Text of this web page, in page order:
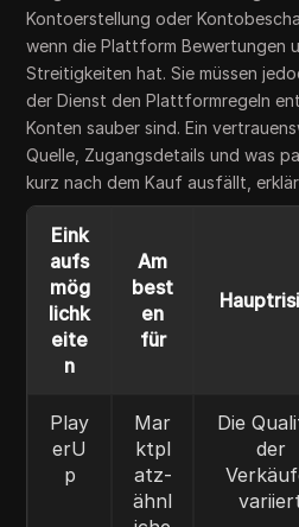
Kontoerstellung oder
wenn die Plattform Bewertungen
Streitigkeiten hat. Sie müssen
der Dienst den Plattformregeln
Konten sauber sind. Ein
Quelle, Zugangsdetails und was
kurz nach dem Kauf ausfällt,
Eink
aufs
mög
lichk
eite
n
Am
best
en
für
Play
erU
p
Mar
ktpl
atz-
ähnl
Die
der